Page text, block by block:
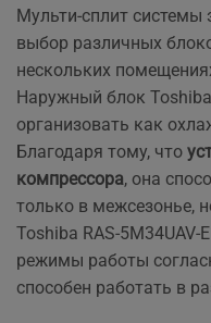
Мульти-сплит
выбор различных
нескольких
Наружный блок
организовать как
Благодаря тому, что
компрессора, она
только в межсезонье,
Toshiba RAS-
режимы работы
способен работать в